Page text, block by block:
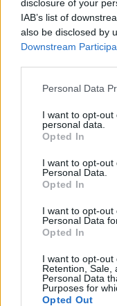
disclosure of your
IAB’s list of
also be disclosed by
Downstream
Personal Data
I want to opt-
personal data.
Opted In
I want to opt-out
Personal Data.
Opted In
I want to opt-
Personal Data
Opted In
I want to opt-out
Retention, Sale,
Personal Data
Purposes for
Opted Out
Kövesd az e-
tartalmakért!
Mazda
Mazda CX6-e